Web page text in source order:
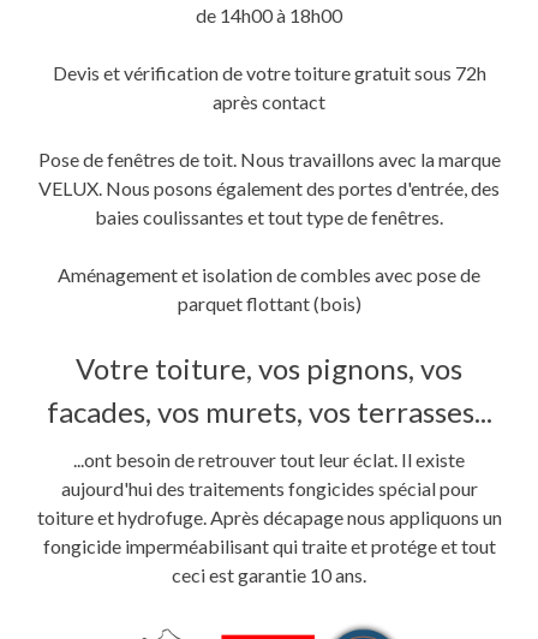
de 14h00 à 18h00
Devis et vérification de votre toiture gratuit sous 72h
après contact
Pose de fenêtres de toit. Nous travaillons avec la marque
VELUX. Nous posons également des portes d'entrée, des
baies coulissantes et tout type de fenêtres.
Aménagement et isolation de combles avec pose de
parquet flottant (bois)
Votre toiture, vos pignons, vos
facades, vos murets, vos terrasses...
...ont besoin de retrouver tout leur éclat. Il existe
aujourd'hui des traitements fongicides spécial pour
toiture et hydrofuge. Après décapage nous appliquons un
fongicide imperméabilisant qui traite et protége et tout
ceci est garantie 10 ans.